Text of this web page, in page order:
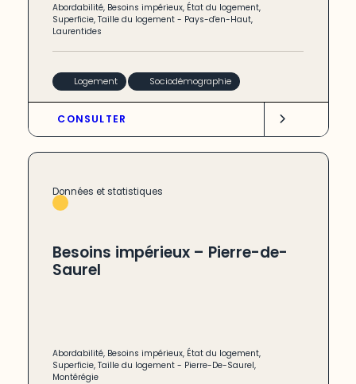
Abordabilité, Besoins impérieux, État du logement,
Superficie,Taille du logement - Pays-d'en-Haut,
Laurentides
Logement Sociodémographie
CONSULTER
Données et statistiques
Besoins impérieux – Pierre-de-
Saurel
Abordabilité, Besoins impérieux, État du logement,
Superficie,Taille du logement - Pierre-De-Saurel,
Montérégie